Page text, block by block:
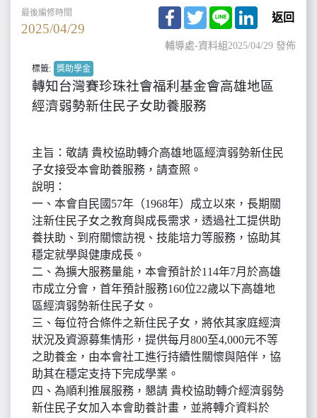
最後編修時間
2025/04/29
Facebook
TwitterLine LinkedIn
返回
輔導處-資料組2025/04/29 發佈
標籤: 獎助學金
轉知台灣賽珍珠社會福利基金會高雄地區
經濟弱勢新住民子女助養服務
主旨：敬請 貴校協助轉介高雄地區經濟弱勢新住民
子女接受本會助養服務，請查照。
說明：
一、本會自民國57年（1968年）成立以來，長期關
注新住民子女之教育與成長需求，透過社工提供助
養扶助、到府關懷訪視、技能培力等服務，協助其
穩定就學與健康成長。
二、為擴大服務量能，本會預計於114年7月於高雄
市成立分會，首年預計服務160位22歲以下高雄地
區經濟弱勢新住民子女。
三、每位符合條件之新住民子女，將依其家庭經濟
狀況及資源募集情形，提供每月800至4,000元不等
之助養金，由本會社工進行持續性關懷與陪伴，協
助其在穩定支持下完成學業。
四、為順利推展服務，懇請 貴校協助轉介經濟弱勢
新住民子女加入本會助養計畫，並將轉介資料於